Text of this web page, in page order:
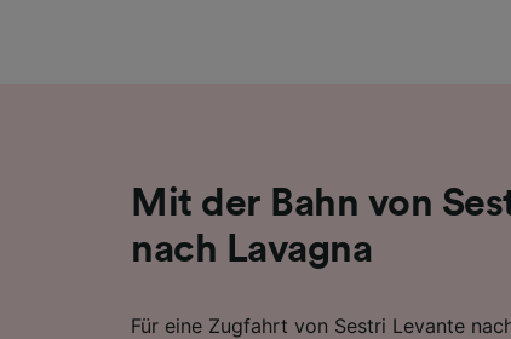
Mit der Bahn von
nach Lavagna
Für eine Zugfahrt von Sestri Levante